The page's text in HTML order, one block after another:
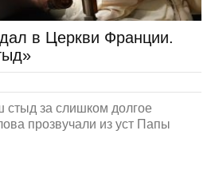
в Церкви Франции.
стыд за слишком долгое
прозвучали из уст Папы